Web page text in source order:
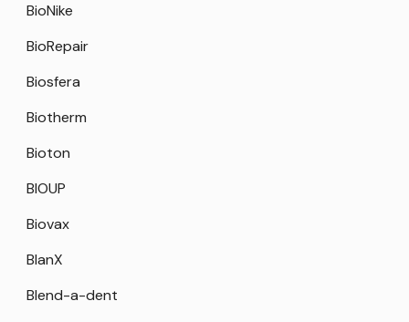
BioNike
BioRepair
Biosfera
Biotherm
Bioton
BIOUP
Biovax
BlanX
Blend-a-dent